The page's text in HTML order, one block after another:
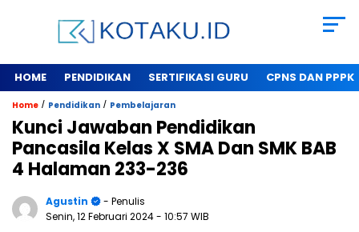
HOME PENDIDIKAN SERTIFIKASI GURU CPNS DAN PPPK
Home / Pendidikan / Pembelajaran
Kunci Jawaban Pendidikan
Pancasila Kelas X SMA Dan SMK BAB
4 Halaman 233-236
Agustin
- Penulis
Senin, 12 Februari 2024- 10:57 WIB